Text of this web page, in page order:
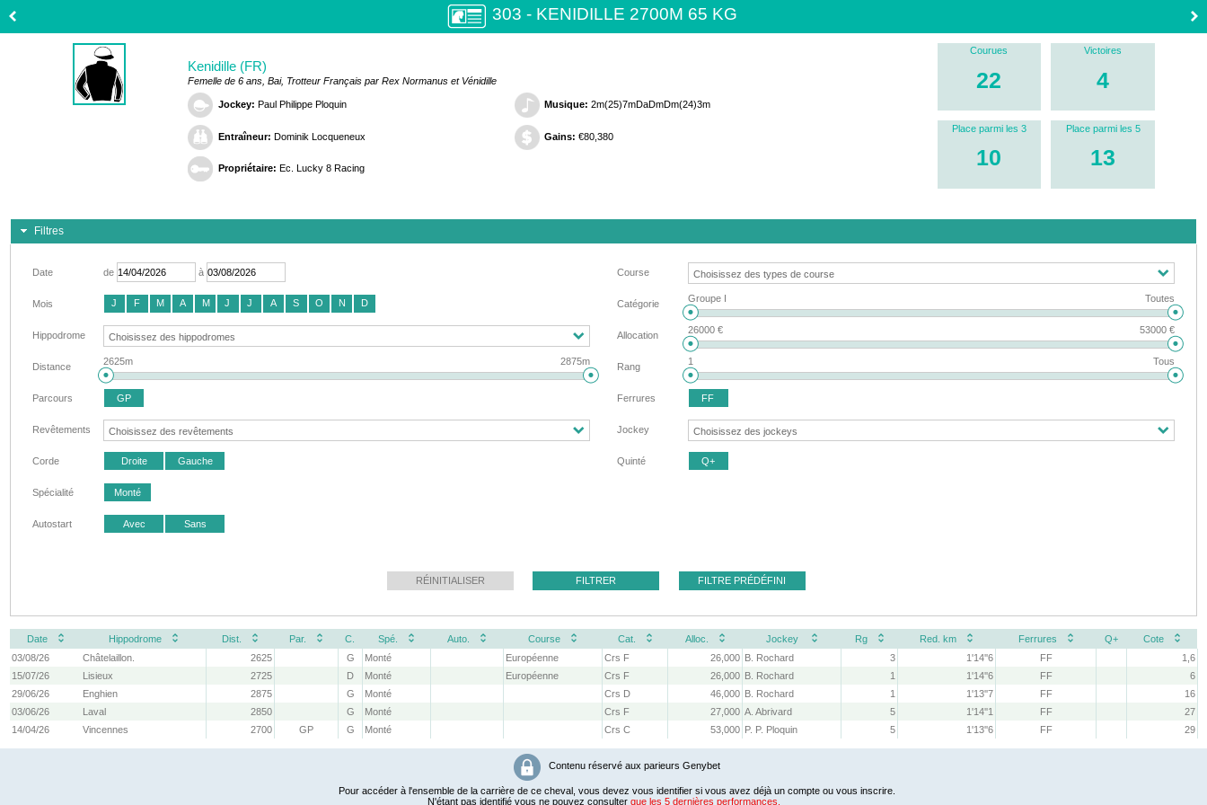
303 - KENIDILLE 2700M 65 KG
Kenidille (FR)
Femelle de 6 ans, Bai, Trotteur Français par Rex Normanus et Vénidille
Jockey: Paul Philippe Ploquin
Entraîneur: Dominik Locqueneux
Propriétaire: Ec. Lucky 8 Racing
Musique: 2m(25)7mDaDmDm(24)3m
Gains: €80,380
Courues
22
Victoires
4
Place parmi les 3
10
Place parmi les 5
13
Filtres
Date de à
Mois J F M A M J J A S O N D
Hippodrome
Distance 2625m 2875m
Parcours GP
Revêtements
Corde Droite Gauche
Spécialité Monté
Autostart Avec Sans
Course
Catégorie Groupe I Toutes
Allocation 26000 € 53000 €
Rang 1 Tous
Ferrures FF
Jockey
Quinté Q+
RÉINITIALISER FILTRER FILTRE PRÉDÉFINI
Date Hippodrome Dist. Par. C. Spé. Auto. Course Cat. Alloc. Jockey Rg Red. km Ferrures Q+
Cote
03/08/26
Châtelaillon. 2625 G Monté Européenne Crs F 26,000 B. Rochard 3 1'14''6 FF
1,6
15/07/26
Lisieux 2725 D Monté Européenne Crs F 26,000 B. Rochard 1 1'14''6 FF
6
29/06/26
Enghien 2875 G Monté Crs D 46,000 B. Rochard 1 1'13''7 FF
16
03/06/26
Laval 2850 G Monté Crs F 27,000 A. Abrivard 5 1'14''1 FF
27
14/04/26
Vincennes 2700 GP G Monté Crs C 53,000 P. P. Ploquin 5 1'13''6 FF 29
Contenu réservé aux parieurs Genybet
Pour accéder à l'ensemble de la carrière de ce cheval, vous devez vous identifier si vous avez déjà un compte ou vous inscrire.
N'étant pas identifié vous ne pouvez consulter que les 5 dernières performances.